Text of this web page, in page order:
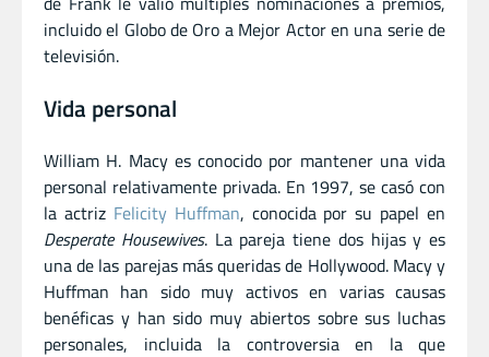
incluido el Globo de Oro a Mejor Actor en una serie de
televisión.
Vida personal
William H. Macy es conocido por mantener una vida
personal relativamente privada. En 1997, se casó con
la actriz Felicity Huffman, conocida por su papel en
Desperate Housewives. La pareja tiene dos hijas y es
una de las parejas más queridas de Hollywood. Macy y
Huffman han sido muy activos en varias causas
benéficas y han sido muy abiertos sobre sus luchas
personales, incluida la controversia en la que